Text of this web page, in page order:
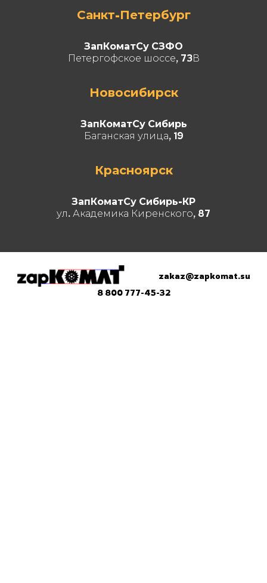
Санкт-Петербург
ЗапКоматСу СЗФО
Петергофское шоссе, 73В
Новосибирск
ЗапКоматСу Сибирь
Баганская улица, 19
Красноярск
ЗапКоматСу Сибирь-КР
ул. Академика Киренского, 87
zakaz@zapkomat.su
8 800 777-45-32